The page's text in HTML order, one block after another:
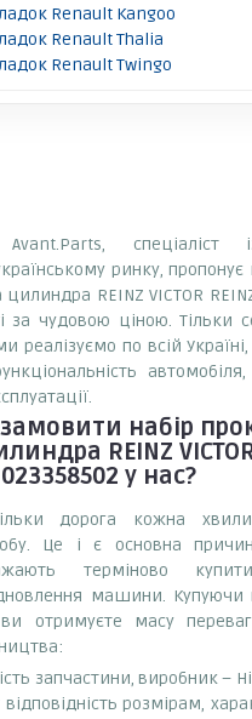
Renault Kangoo
Renault Thalia
Renault Twingo
Avant.Parts, спеціаліст
ринку, пропонує
REINZ VICTOR
за чудовою ціною. Тільки
реалізуємо по всій
автомобіля,
набір
REINZ
023358502 у нас?
дорога кожна
Це і є основна
терміново
машини. Купуючи
отримуєте масу
запчастини, виробник –
розмірам,